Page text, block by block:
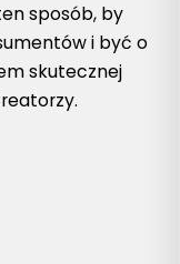
sposób, by
i być o
skutecznej